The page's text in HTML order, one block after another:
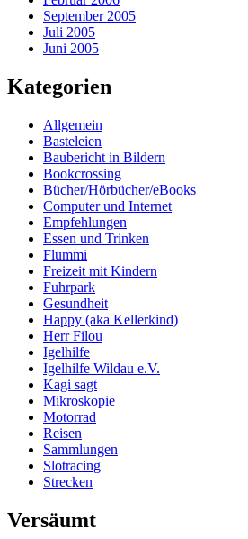
September 2005
Juli 2005
Juni 2005
Kategorien
Allgemein
Basteleien
Baubericht in Bildern
Bookcrossing
Bücher/Hörbücher/eBooks
Computer und Internet
Empfehlungen
Essen und Trinken
Flummi
Freizeit mit Kindern
Fuhrpark
Gesundheit
Happy (aka Kellerkind)
Herr Filou
Igelhilfe
Igelhilfe Wildau e.V.
Kagi sagt
Mikroskopie
Motorrad
Reisen
Sammlungen
Slotracing
Strecken
Versäumt